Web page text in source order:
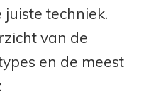
techniek.
van de
en de meest